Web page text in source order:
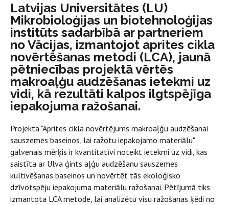
Latvijas Universitātes (LU)
Mikrobioloģijas un biotehnoloģijas
institūts sadarbībā ar partneriem
no Vācijas, izmantojot aprites cikla
novērtēšanas metodi (LCA), jaunā
pētniecības projektā vērtēs
makroaļģu audzēšanas ietekmi uz
vidi, kā rezultāti kalpos ilgtspējīga
iepakojuma ražošanai.
Projekta "Aprites cikla novērtējums makroaļģu audzēšanai
sauszemes baseinos, lai ražotu iepakojamo materiālu"
galvenais mērķis ir kvantitatīvi noteikt ietekmi uz vidi, kas
saistīta ar Ulva ģints aļģu audzēšanu sauszemes
kultivēšanas baseinos un novērtēt tās ekoloģisko
dzīvotspēju iepakojuma materiālu ražošanai. Pētījumā tiks
izmantota LCA metode, lai analizētu visu ražošanas ķēdi no